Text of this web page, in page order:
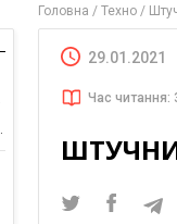
Головна Техно
29.01.2021
Час читання: